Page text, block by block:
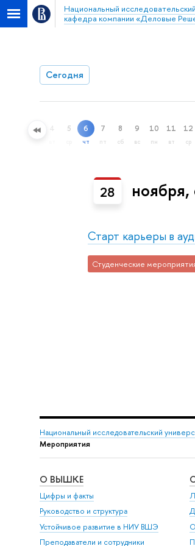
Национальный
кафедра компании «Деловые
Сегодня
поиск 4 5 6
чт
7
пт
8
сб
9
вс
10
пн
11
вт
12
ср
28 ноября,
Старт карьеры в
Студенческие
Национальный исследовательский
Мероприятия
О ВЫШКЕ
Цифры и факты
Руководство и структура
Устойчивое развитие в НИУ ВШЭ
Преподаватели и сотрудники